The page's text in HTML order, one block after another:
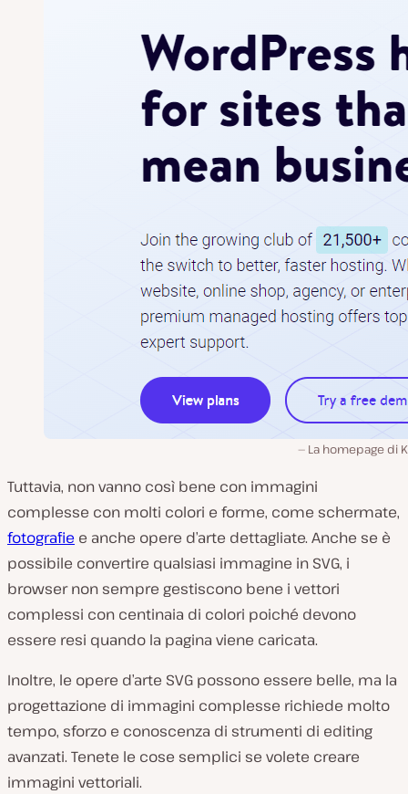
La homepage di
Tuttavia, non vanno così bene con immagini
complesse con molti colori e forme, come schermate,
fotografie e anche opere d’arte dettagliate. Anche se è
possibile convertire qualsiasi immagine in SVG, i
browser non sempre gestiscono bene i vettori
complessi con centinaia di colori poiché devono
essere resi quando la pagina viene caricata.
Inoltre, le opere d’arte SVG possono essere belle, ma la
progettazione di immagini complesse richiede molto
tempo, sforzo e conoscenza di strumenti di editing
avanzati. Tenete le cose semplici se volete creare
immagini vettoriali.